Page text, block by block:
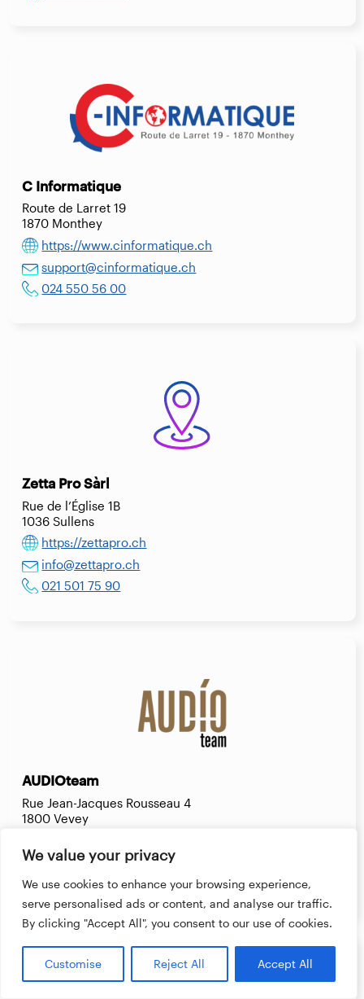
We value your privacy
We use cookies to enhance your browsing experience,
serve personalised ads or content, and analyse our traffic.
By clicking "Accept All", you consent to our use of cookies.
Customise Reject All Accept All
C Informatique
Route de Larret 19
1870 Monthey
https://www.cinformatique.ch
support@cinformatique.ch
024 550 56 00
Zetta Pro Sàrl
Rue de l’Église 1B
1036 Sullens
https://zettapro.ch
info@zettapro.ch
021 501 75 90
AUDIOteam
Rue Jean-Jacques Rousseau 4
1800 Vevey
son@audioteam.ch
021 922 13 70